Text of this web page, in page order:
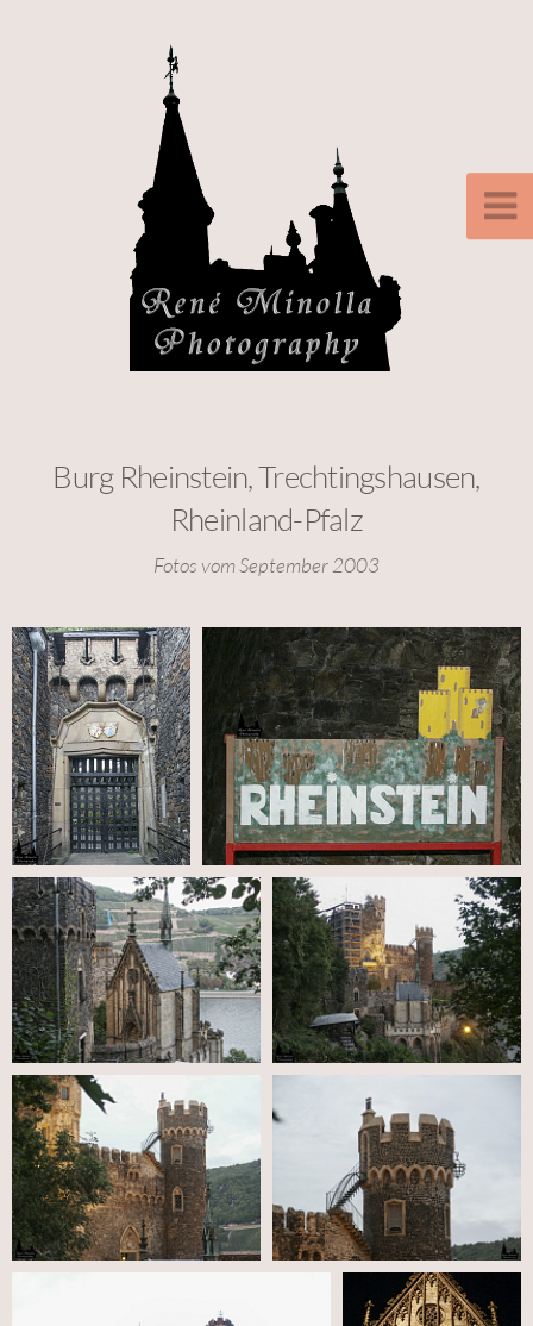
Burg Rheinstein, Trechtingshausen,
Rheinland-Pfalz
Fotos vom September 2003